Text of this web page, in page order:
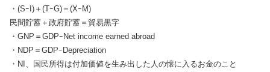
・(SｰI)＋(TｰG)＝(XｰM)
民間貯蓄＋政府貯蓄＝貿易黒字
・GNP＝GDPｰNet income earned abroad
・NDP＝GDPｰDepreciation
・NI、国民所得は付加価値を生み出した人の懐に入るお金のこと